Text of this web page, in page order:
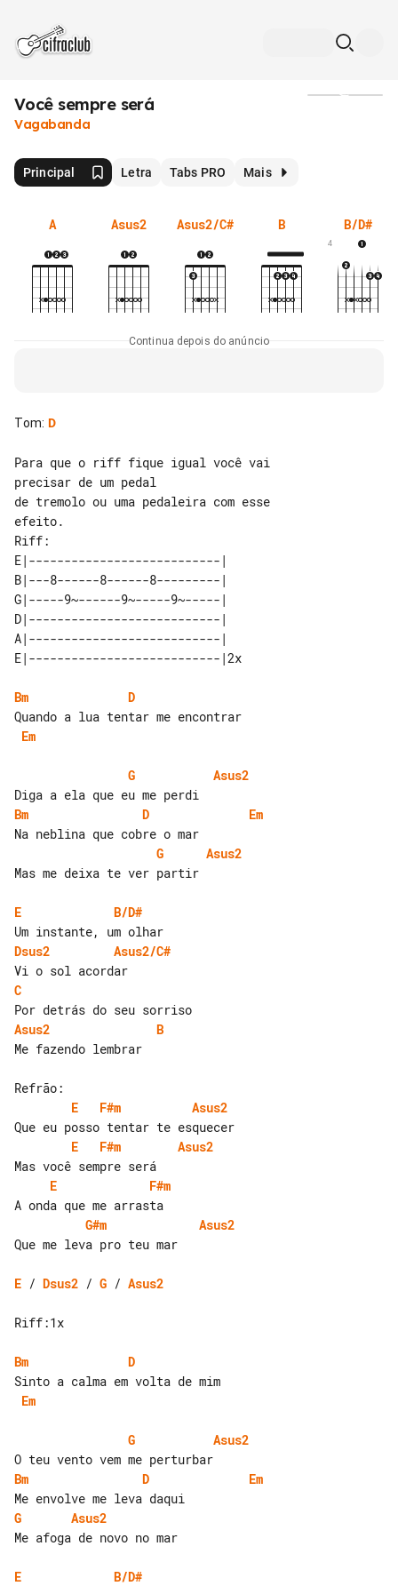
Você sempre será
Vagabanda
Principal Letra Tabs PRO Mais
A Asus2 Asus2/C# B B/D#
4
Continua depois do anúncio
Tom: D
Para que o riff fique igual você vai
precisar de um pedal
de tremolo ou uma pedaleira com esse
Riff:
E|---------------------------|
B|---8------8------8---------|
G|-----9~------9~-----9~-----|
D|---------------------------|
A|---------------------------|
Bm
D
Em
G
Asus2
Bm
D
Em
G
Asus2
Mas me deixa te ver partir
E
B/D#
Dsus2
Asus2/C#
C
Asus2
B
Me fazendo lembrar
E
F#m
Asus2
E
F#m
Asus2
E
F#m
G#m
Asus2
Que me leva pro teu mar
E / Dsus2 / G / Asus2
Riff:1x
Bm
D
Em
G
Asus2
Bm
D
Em
G
Asus2
Me afoga de novo no mar
E
B/D#